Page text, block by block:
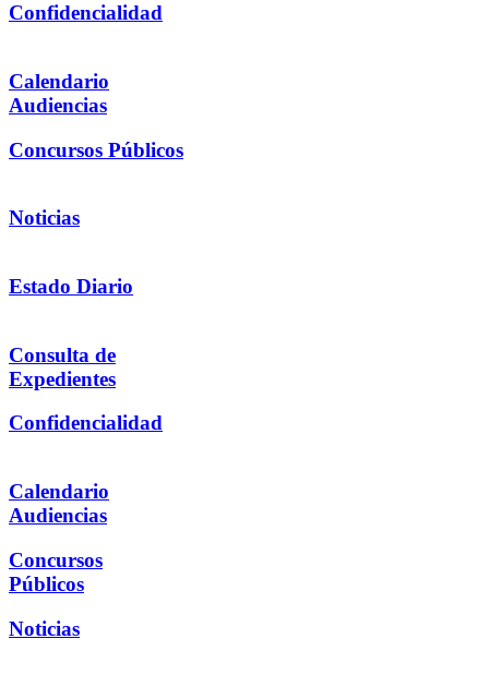
Confidencialidad
Calendario
Audiencias
Concursos Públicos
Noticias
Estado Diario
Consulta de
Expedientes
Confidencialidad
Calendario
Audiencias
Concursos
Públicos
Noticias